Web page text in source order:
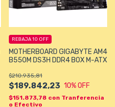
MOTHERBOARD GIGABYTE AM4
B550M DS3H DDR4 BOX M-ATX
$189.842,23
$210.935,81
10% OFF
REBAJA 10 OFF
$151.873,78 con Tranferencia
o Efectivo